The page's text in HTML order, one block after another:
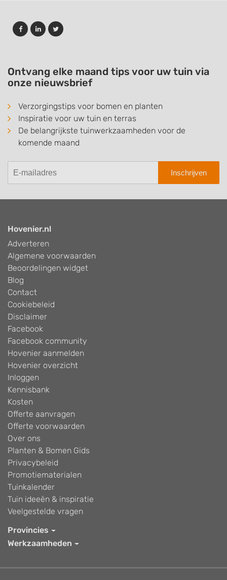
Ontvang elke maand tips voor uw tuin via
onze nieuwsbrief
Verzorgingstips voor bomen en planten
Inspiratie voor uw tuin en terras
De belangrijkste tuinwerkzaamheden voor de
komende maand
Inschrijven
Hovenier.nl
Adverteren
Algemene voorwaarden
Beoordelingen widget
Blog
Contact
Cookiebeleid
Disclaimer
Facebook
Facebook community
Hovenier aanmelden
Hovenier overzicht
Inloggen
Kennisbank
Kosten
Offerte aanvragen
Offerte voorwaarden
Over ons
Planten & Bomen Gids
Privacybeleid
Promotiematerialen
Tuinkalender
Tuin ideeën & inspiratie
Veelgestelde vragen
Provincies
Werkzaamheden